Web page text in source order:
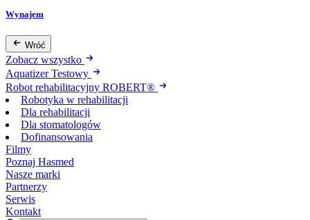
Wynajem
Wróć
Zobacz wszystko
Aquatizer Testowy
Robot rehabilitacyjny ROBERT®
Robotyka w rehabilitacji
Dla rehabilitacji
Dla stomatologów
Dofinansowania
Filmy
Poznaj Hasmed
Nasze marki
Partnerzy
Serwis
Kontakt